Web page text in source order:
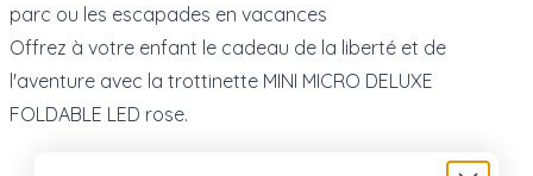
parc ou les escapades en vacances
Offrez à votre enfant le cadeau de la liberté et de
l'aventure avec la trottinette MINI MICRO DELUXE
FOLDABLE LED rose.